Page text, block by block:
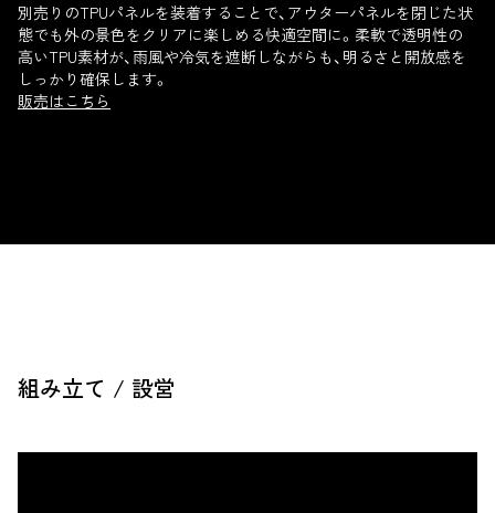
別売りのTPUパネルを装着することで、アウターパネルを閉じた状
態でも外の景色をクリアに楽しめる快適空間に。柔軟で透明性の
高いTPU素材が、雨風や冷気を遮断しながらも、明るさと開放感を
しっかり確保します。
販売はこちら
組み立て / 設営